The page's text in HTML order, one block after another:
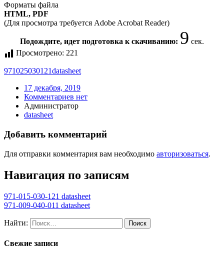
Форматы файла
HTML, PDF
(Для просмотра требуется Adobe Acrobat Reader)
Подождите, идет подготовка к скачиванию: 9 сек.
Просмотрено: 221
971025030121datasheet
17 декабря, 2019
Комментариев нет
Администратор
datasheet
Добавить комментарий
Для отправки комментария вам необходимо авторизоваться.
Навигация по записям
971-015-030-121 datasheet
971-009-040-011 datasheet
Найти:
Свежие записи